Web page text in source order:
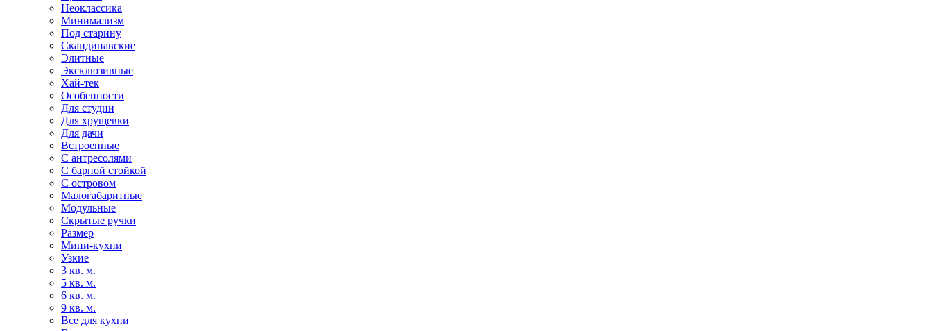
Неоклассика
Минимализм
Под старину
Скандинавские
Элитные
Эксклюзивные
Хай-тек
Особенности
Для студии
Для хрущевки
Для дачи
Встроенные
С антресолями
С барной стойкой
С островом
Малогабаритные
Модульные
Скрытые ручки
Размер
Мини-кухни
Узкие
3 кв. м.
5 кв. м.
6 кв. м.
9 кв. м.
Все для кухни